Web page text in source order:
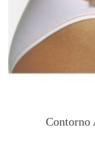
Contorno